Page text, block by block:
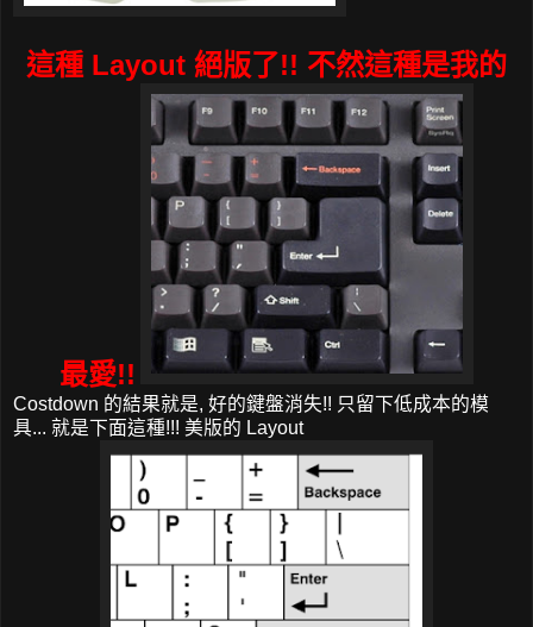
這種 Layout 絕版了!! 不然這種是我的
最愛!!
Costdown 的結果就是, 好的鍵盤消失!! 只留下低成本的模
具... 就是下面這種!!! 美版的 Layout